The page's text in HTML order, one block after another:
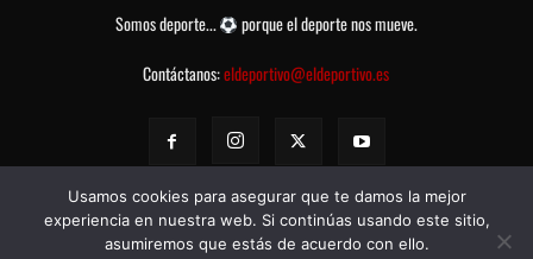
Somos deporte...
porque el deporte nos mueve.
Contáctanos:eldeportivo@eldeportivo.es
Usamos cookies para asegurar que te damos la mejor
experiencia en nuestra web. Si continúas usando este sitio,
asumiremos que estás de acuerdo con ello.